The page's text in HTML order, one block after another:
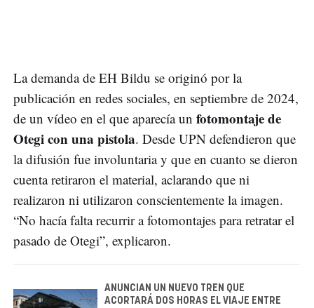
La demanda de EH Bildu se originó por la
publicación en redes sociales, en septiembre de 2024,
de un vídeo en el que aparecía un fotomontaje de
Otegi con una pistola. Desde UPN defendieron que
la difusión fue involuntaria y que en cuanto se dieron
cuenta retiraron el material, aclarando que ni
realizaron ni utilizaron conscientemente la imagen.
“No hacía falta recurrir a fotomontajes para retratar el
pasado de Otegi”, explicaron.
ANUNCIAN UN NUEVO TREN QUE
ACORTARÁ DOS HORAS EL VIAJE ENTRE